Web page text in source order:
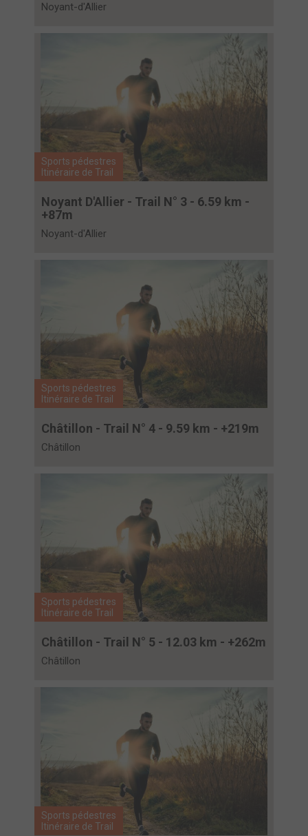
Noyant-d'Allier
Sports pédestres
Itinéraire de Trail
Noyant D'Allier - Trail N° 3 - 6.59 km -
+87m
Noyant-d'Allier
Sports pédestres
Itinéraire de Trail
Châtillon - Trail N° 4 - 9.59 km - +219m
Châtillon
Sports pédestres
Itinéraire de Trail
Châtillon - Trail N° 5 - 12.03 km - +262m
Châtillon
Sports pédestres
Itinéraire de Trail